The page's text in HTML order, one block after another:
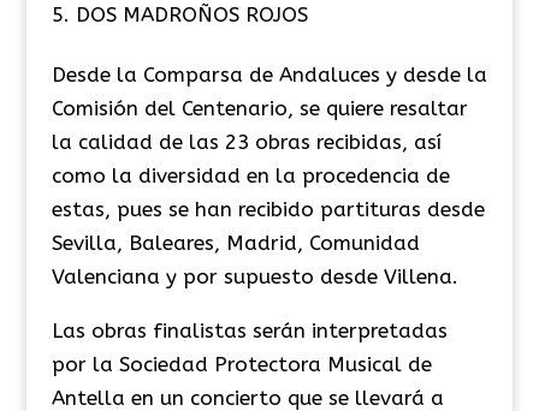
DOS MADROÑOS ROJOS
Desde la Comparsa de Andaluces y desde la
Comisión del Centenario, se quiere resaltar
la calidad de las 23 obras recibidas, así
como la diversidad en la procedencia de
estas, pues se han recibido partituras desde
Sevilla, Baleares, Madrid, Comunidad
Valenciana y por supuesto desde Villena.
Las obras finalistas serán interpretadas
por la Sociedad Protectora Musical de
Antella en un concierto que se llevará a